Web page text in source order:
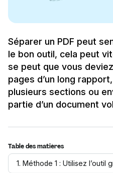
Séparer un PDF peut
le bon outil, cela peut
se peut que vous
pages d’un long
plusieurs sections ou
partie d’un document
Table des matières